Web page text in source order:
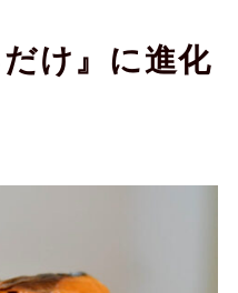
だけ』に進化